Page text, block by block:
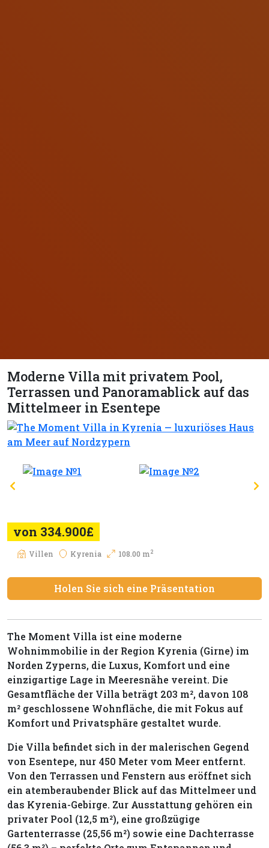
Moderne Villa mit privatem Pool,
Terrassen und Panoramablick auf das
Mittelmeer in Esentepe
von 334.900£
Villen Kyrenia 108.00 m2
Holen Sie sich eine Präsentation
The Moment Villa ist eine moderne
Wohnimmobilie in der Region Kyrenia (Girne) im
Norden Zyperns, die Luxus, Komfort und eine
einzigartige Lage in Meeresnähe vereint. Die
Gesamtfläche der Villa beträgt 203 m², davon 108
m² geschlossene Wohnfläche, die mit Fokus auf
Komfort und Privatsphäre gestaltet wurde.
Die Villa befindet sich in der malerischen Gegend
von Esentepe, nur 450 Meter vom Meer entfernt.
Von den Terrassen und Fenstern aus eröffnet sich
ein atemberaubender Blick auf das Mittelmeer und
das Kyrenia-Gebirge. Zur Ausstattung gehören ein
privater Pool (12,5 m²), eine großzügige
Gartenterrasse (25,56 m²) sowie eine Dachterrasse